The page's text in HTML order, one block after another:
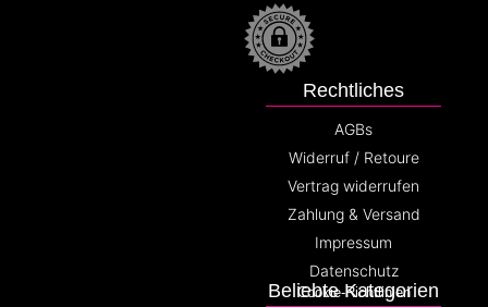
Beliebte Kategorien
Rechtliches
AGBs
Widerruf / Retoure
Vertrag widerrufen
Zahlung & Versand
Impressum
Datenschutz
Cookie-Richtlinien